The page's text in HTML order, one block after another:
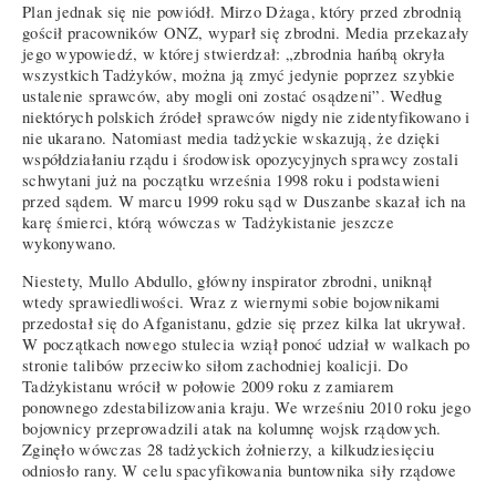
Plan jednak się nie powiódł. Mirzo Dżaga, który przed zbrodnią
gościł pracowników ONZ, wyparł się zbrodni. Media przekazały
jego wypowiedź, w której stwierdzał: „zbrodnia hańbą okryła
wszystkich Tadżyków, można ją zmyć jedynie poprzez szybkie
ustalenie sprawców, aby mogli oni zostać osądzeni”. Według
niektórych polskich źródeł sprawców nigdy nie zidentyfikowano i
nie ukarano. Natomiast media tadżyckie wskazują, że dzięki
współdziałaniu rządu i środowisk opozycyjnych sprawcy zostali
schwytani już na początku września 1998 roku i podstawieni
przed sądem. W marcu 1999 roku sąd w Duszanbe skazał ich na
karę śmierci, którą wówczas w Tadżykistanie jeszcze
wykonywano.
Niestety, Mullo Abdullo, główny inspirator zbrodni, uniknął
wtedy sprawiedliwości. Wraz z wiernymi sobie bojownikami
przedostał się do Afganistanu, gdzie się przez kilka lat ukrywał.
W początkach nowego stulecia wziął ponoć udział w walkach po
stronie talibów przeciwko siłom zachodniej koalicji. Do
Tadżykistanu wrócił w połowie 2009 roku z zamiarem
ponownego zdestabilizowania kraju. We wrześniu 2010 roku jego
bojownicy przeprowadzili atak na kolumnę wojsk rządowych.
Zginęło wówczas 28 tadżyckich żołnierzy, a kilkudziesięciu
odniosło rany. W celu spacyfikowania buntownika siły rządowe